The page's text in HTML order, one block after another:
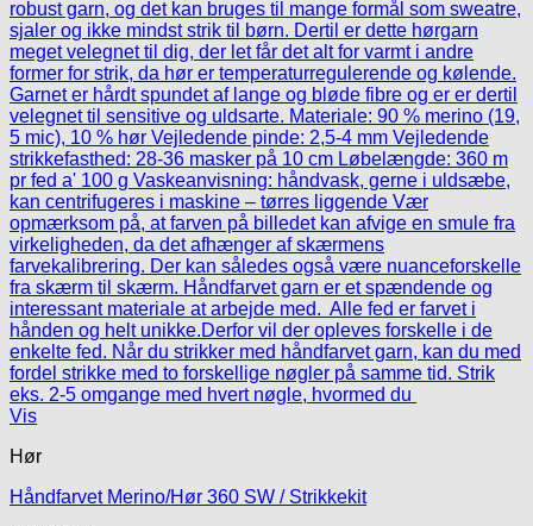
Vis
Hør
Håndfarvet Merino/Hør 360 SW / Strikkekit